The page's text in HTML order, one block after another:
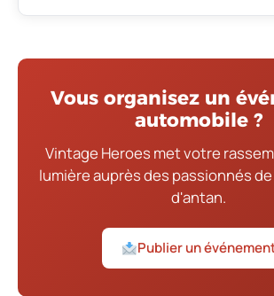
Vous organisez un
automobile ?
Vintage Heroes met votre
lumière auprès des passionnés
d'antan.
Publier un